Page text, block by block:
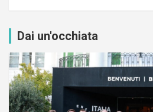
Dai un'occhiata